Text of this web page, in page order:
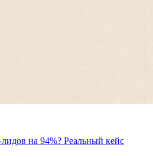
на 94%? Реальный кейс